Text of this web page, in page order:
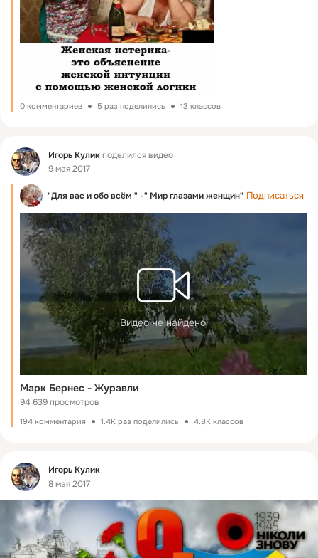
0 комментариев 5 раз поделились 13 классов
Фид Игорь Куликподелился видео
9 мая 2017
"Для вас и обо всём " -" Мир глазами женщин" Подписаться
Видео не найдено
Марк Бернес - Журавли
94 639 просмотров
194 комментария 1.4K раз поделились 4.8K классов
Фид
Игорь Кулик
8 мая 2017